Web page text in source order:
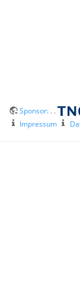
Sponsor: . .
Impressum